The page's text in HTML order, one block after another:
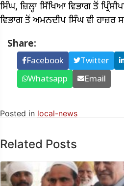
ਸਿੰਘ, ਜ਼ਿਲ੍ਹਾ ਸਿੱਖਿਆ ਵਿਭਾਗ ਤੋਂ
ਵਿਭਾਗ ਤੋਂ ਅਮਨਦੀਪ ਸਿੰਘ ਵੀ ਹਾਜ਼ਰ
Share:
Facebook Twitter
Whatsapp
Email
Posted in local-news
Related Posts